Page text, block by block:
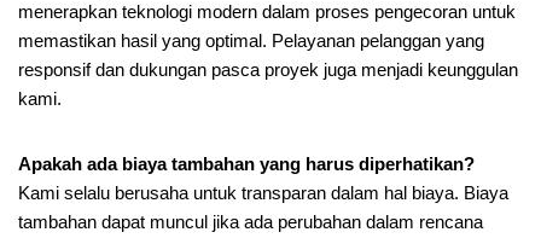
menerapkan teknologi modern dalam proses pengecoran untuk
memastikan hasil yang optimal. Pelayanan pelanggan yang
responsif dan dukungan pasca proyek juga menjadi keunggulan
kami.
Apakah ada biaya tambahan yang harus diperhatikan?
Kami selalu berusaha untuk transparan dalam hal biaya. Biaya
tambahan dapat muncul jika ada perubahan dalam rencana